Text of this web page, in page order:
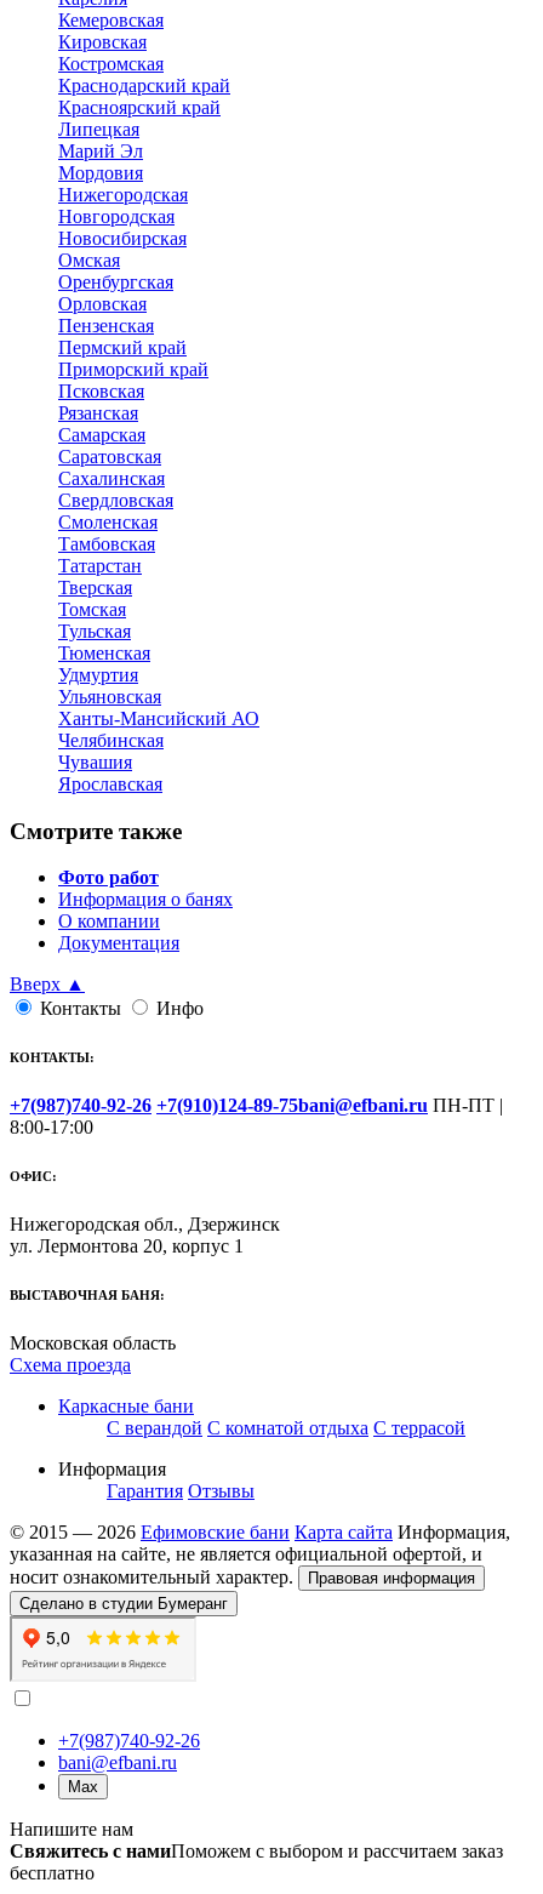
Кемеровская
Кировская
Костромская
Краснодарский край
Красноярский край
Липецкая
Марий Эл
Мордовия
Нижегородская
Новгородская
Новосибирская
Омская
Оренбургская
Орловская
Пензенская
Пермский край
Приморский край
Псковская
Рязанская
Самарская
Саратовская
Сахалинская
Свердловская
Смоленская
Тамбовская
Татарстан
Тверская
Томская
Тульская
Тюменская
Удмуртия
Ульяновская
Ханты-Мансийский АО
Челябинская
Чувашия
Ярославская
Смотрите также
Фото работ
Информация о банях
О компании
Документация
Вверх ▲
Контакты
Инфо
КОНТАКТЫ:
+7(987)740-92-26 +7(910)124-89-75bani@efbani.ru ПН-ПТ |
8:00-17:00
ОФИС:
Нижегородская обл., Дзержинск
ул. Лермонтова 20, корпус 1
ВЫСТАВОЧНАЯ БАНЯ:
Московская область
Схема проезда
Каркасные бани
С верандой С комнатой отдыха С террасой
Информация
Гарантия Отзывы
© 2015 — 2026 Ефимовские бани Карта сайта Информация,
указанная на сайте, не является официальной офертой, и
носит ознакомительный характер.
Правовая информация
Сделано в студии Бумеранг
+7(987)740-92-26
bani@efbani.ru
Max
Напишите нам
Свяжитесь с намиПоможем с выбором и рассчитаем заказ
бесплатно